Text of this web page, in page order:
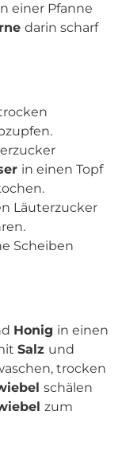
einer Pfanne
darin scharf
in einen Topf
Läuterzucker
Scheiben
Honig in einen
Salz und
trocken
schälen
zum